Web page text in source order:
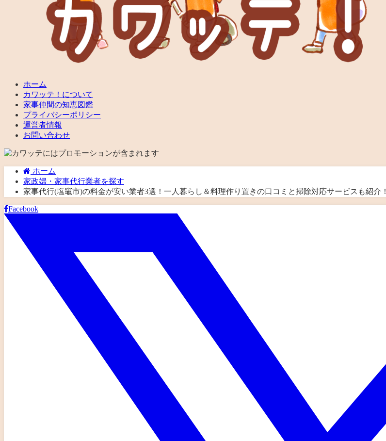
ホーム
カワッテ！について
家事仲間の知恵図鑑
プライバシーポリシー
運営者情報
お問い合わせ
ホーム
家政婦・家事代行業者を探す
家事代行(塩竈市)の料金が安い業者3選！一人暮らし＆料理作り置きの口コミと掃除対応サービスも紹介！
Facebook